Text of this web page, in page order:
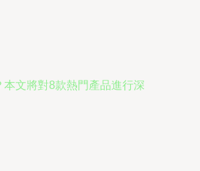
文將對8款熱門產品進行深